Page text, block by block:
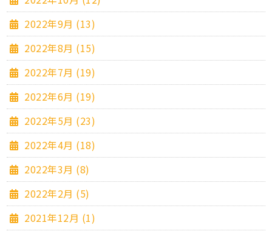
2022年9月 (13)
2022年8月 (15)
2022年7月 (19)
2022年6月 (19)
2022年5月 (23)
2022年4月 (18)
2022年3月 (8)
2022年2月 (5)
2021年12月 (1)